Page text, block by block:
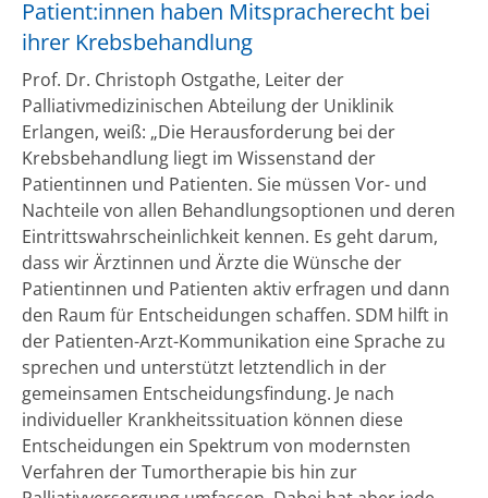
Patient:innen haben Mitspracherecht bei
ihrer Krebsbehandlung
Prof. Dr. Christoph Ostgathe, Leiter der
Palliativmedizinischen Abteilung der Uniklinik
Erlangen, weiß: „Die Herausforderung bei der
Krebsbehandlung liegt im Wissenstand der
Patientinnen und Patienten. Sie müssen Vor- und
Nachteile von allen Behandlungsoptionen und deren
Eintrittswahrscheinlichkeit kennen. Es geht darum,
dass wir Ärztinnen und Ärzte die Wünsche der
Patientinnen und Patienten aktiv erfragen und dann
den Raum für Entscheidungen schaffen. SDM hilft in
der Patienten-Arzt-Kommunikation eine Sprache zu
sprechen und unterstützt letztendlich in der
gemeinsamen Entscheidungsfindung. Je nach
individueller Krankheitssituation können diese
Entscheidungen ein Spektrum von modernsten
Verfahren der Tumortherapie bis hin zur